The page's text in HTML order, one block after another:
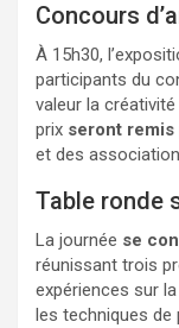
Concours
À 15h30,
participants du
valeur la
prix seront remis
et des
Table ronde
La journée se
réunissant trois
expériences sur
les techniques